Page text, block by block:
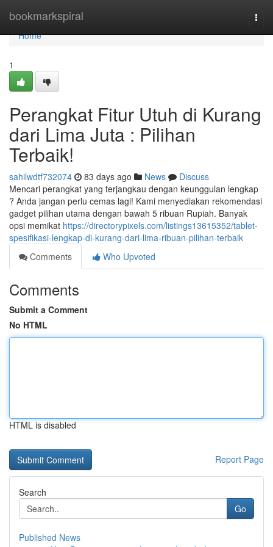
bookmarkspiral
Home
Home
1
Perangkat Fitur Utuh di Kurang
dari Lima Juta : Pilihan
Terbaik!
sahilwdtf732074 83 days ago News
Discuss
Mencari perangkat yang terjangkau dengan keunggulan lengkap
? Anda jangan perlu cemas lagi! Kami menyediakan rekomendasi
gadget pilihan utama dengan bawah 5 ribuan Rupiah. Banyak
opsi memikat https://directorypixels.com/listings13615352/tablet-
spesifikasi-lengkap-di-kurang-dari-lima-ribuan-pilihan-terbaik
Comments
Who Upvoted
Comments
Submit a Comment
No HTML
HTML is disabled
Report Page
Search
Go
Published News